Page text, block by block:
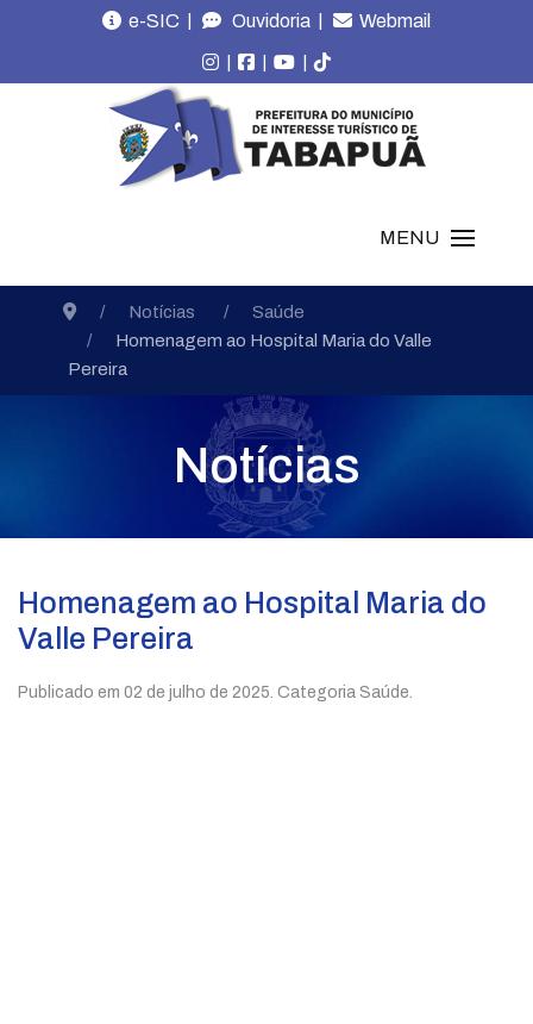
e-SIC | Ouvidoria | Webmail
| | |
MENU
Notícias
Saúde
Homenagem ao Hospital Maria do Valle
Pereira
Notícias
Homenagem ao Hospital Maria do
Valle Pereira
Publicado em 02 de julho de 2025 . Categoria Saúde.